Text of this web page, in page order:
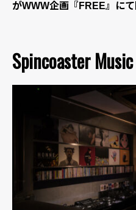
がWWW企画『FREE』に
Spincoaster